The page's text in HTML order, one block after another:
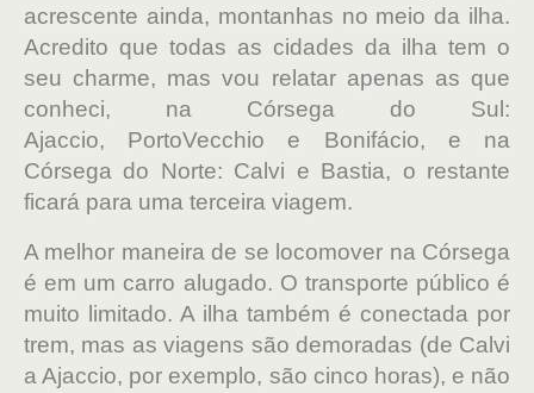
acrescente ainda, montanhas no meio da ilha.
Acredito que todas as cidades da ilha tem o
seu charme, mas vou relatar apenas as que
conheci, na Córsega do Sul:
Ajaccio, PortoVecchio e Bonifácio, e na
Córsega do Norte: Calvi e Bastia, o restante
ficará para uma terceira viagem.
A melhor maneira de se locomover na Córsega
é em um carro alugado. O transporte público é
muito limitado. A ilha também é conectada por
trem, mas as viagens são demoradas (de Calvi
a Ajaccio, por exemplo, são cinco horas), e não